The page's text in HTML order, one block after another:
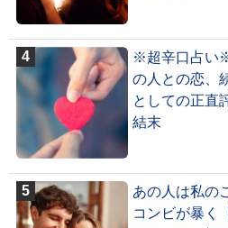
※超辛口占い
の人との恋、
としての正直
結末
あの人は私の
コンビが暴く